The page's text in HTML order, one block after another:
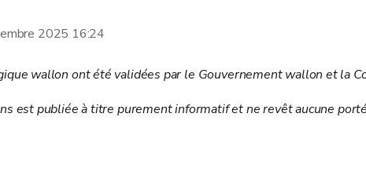
2025 16:24
wallon ont été validées par le Gouvernement wallon et la
est publiée à titre purement informatif et ne revêt aucune